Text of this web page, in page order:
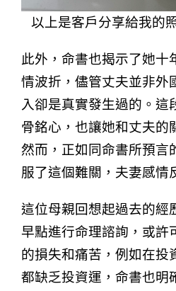
以上是客戶分享給我的
此外，命書也揭示了她十
情波折，儘管丈夫並非外
入卻是真實發生過的。這
骨銘心，也讓她和丈夫的
然而，正如同命書所預言
服了這個難關，夫妻感情
這位母親回想起過去的經
早點進行命理諮詢，或許
的損失和痛苦，例如在投
都缺乏投資運，命書也明